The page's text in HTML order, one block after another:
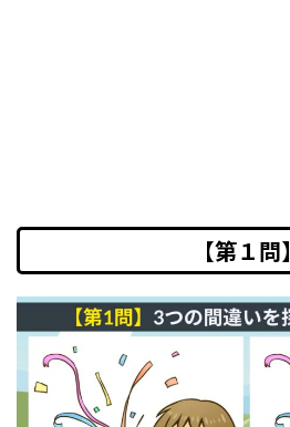
【第１問】